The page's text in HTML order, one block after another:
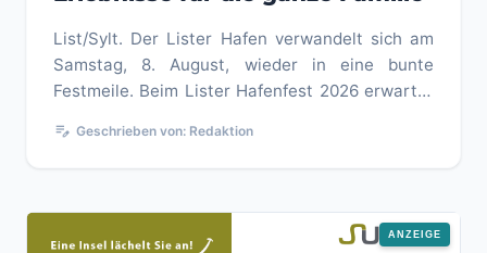
List/Sylt. Der Lister Hafen verwandelt sich am
Samstag, 8. August, wieder in eine bunte
Festmeile. Beim Lister Hafenfest 2026 erwartet
edit_note Geschrieben von: Redaktion